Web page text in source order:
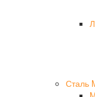
Сталь